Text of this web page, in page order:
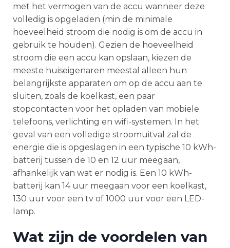
met het vermogen van de accu wanneer deze
volledig is opgeladen (min de minimale
hoeveelheid stroom die nodig is om de accu in
gebruik te houden). Gezien de hoeveelheid
stroom die een accu kan opslaan, kiezen de
meeste huiseigenaren meestal alleen hun
belangrijkste apparaten om op de accu aan te
sluiten, zoals de koelkast, een paar
stopcontacten voor het opladen van mobiele
telefoons, verlichting en wifi-systemen. In het
geval van een volledige stroomuitval zal de
energie die is opgeslagen in een typische 10 kWh-
batterij tussen de 10 en 12 uur meegaan,
afhankelijk van wat er nodig is. Een 10 kWh-
batterij kan 14 uur meegaan voor een koelkast,
130 uur voor een tv of 1000 uur voor een LED-
lamp.
Wat zijn de voordelen van